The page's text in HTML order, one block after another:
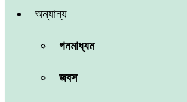
অন্যান্য
গনমাধ্যম
জবস